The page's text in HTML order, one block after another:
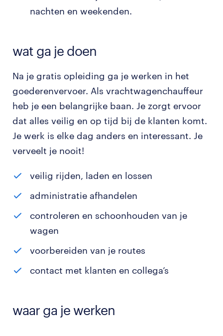
nachten en weekenden.
wat ga je doen
Na je gratis opleiding ga je werken in het
goederenvervoer. Als vrachtwagenchauffeur
heb je een belangrijke baan. Je zorgt ervoor
dat alles veilig en op tijd bij de klanten komt.
Je werk is elke dag anders en interessant. Je
verveelt je nooit!
veilig rijden, laden en lossen
administratie afhandelen
controleren en schoonhouden van je
wagen
voorbereiden van je routes
contact met klanten en collega’s
waar ga je werken